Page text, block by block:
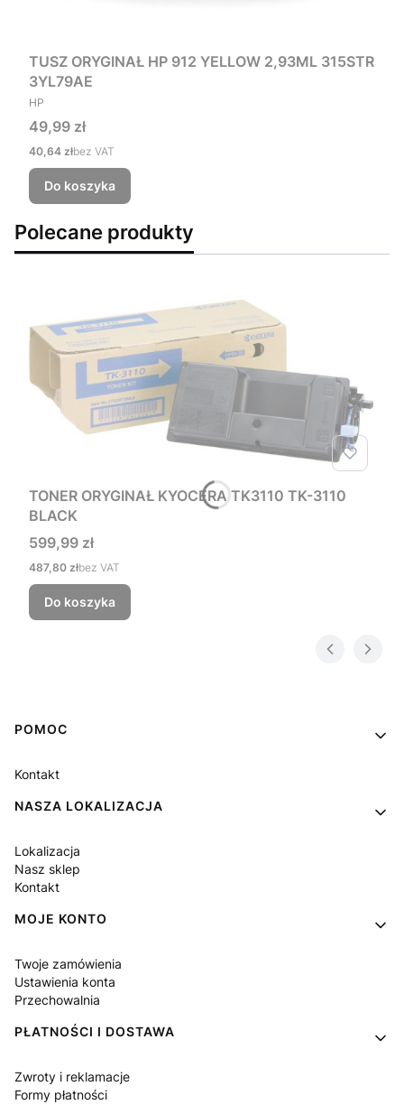
TUSZ ORYGINAŁ HP 912 YELLOW 2,93ML 315STR
3YL79AE
PRODUCENT
HP
Cena
49,99 zł
Cena
40,64 złbez VAT
Do koszyka
Polecane produkty
TONER ORYGINAŁ KYOCERA TK3110 TK-3110
BLACK
Cena
599,99 zł
Cena
487,80 złbez VAT
Do koszyka
Linki w stopce
POMOC
Kontakt
NASZA LOKALIZACJA
Lokalizacja
Nasz sklep
Kontakt
MOJE KONTO
Twoje zamówienia
Ustawienia konta
Przechowalnia
PŁATNOŚCI I DOSTAWA
Zwroty i reklamacje
Formy płatności